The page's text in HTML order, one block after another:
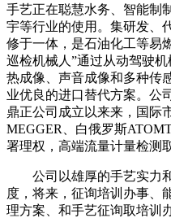
手艺正在聪慧水务、智能制
宇等行业的使用。集研发、
修于一体，是石油化工等易
巡检机械人”通过从动驾驶
热成像、声音成像和多种传
业优良的进口替代方案。公
鼎正公司成立以来来，国际
MEGGER、白俄罗斯
署理权，高端流量计量检测
公司以雄厚的手艺实力和
度，将来，征询培训办事、
理方案、和手艺征询取培训